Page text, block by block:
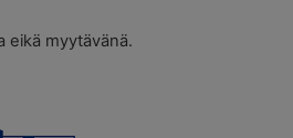
eikä myytävänä.